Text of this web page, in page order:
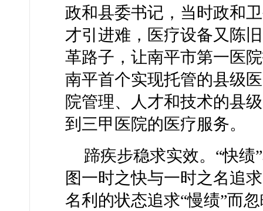
政和县委书记，当时政和
才引进难，医疗设备又陈
革路子，让南平市第一医
南平首个实现托管的县级
院管理、人才和技术的县
到三甲医院的医疗服务。
蹄疾步稳求实效。“快绩
图一时之快与一时之名追
名利的状态追求“慢绩”而